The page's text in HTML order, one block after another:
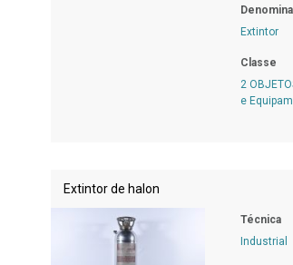
Extintor
Classe
2
e
Extintor de halon
Técnica
Industrial